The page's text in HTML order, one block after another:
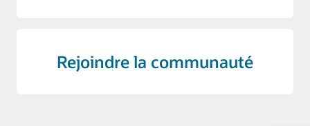
Rejoindre la communauté